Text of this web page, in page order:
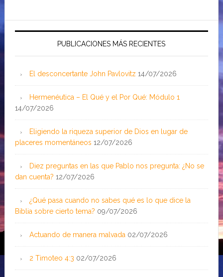
PUBLICACIONES MÁS RECIENTES
El desconcertante John Pavlovitz 14/07/2026
Hermenéutica – El Qué y el Por Qué: Módulo 1
14/07/2026
Eligiendo la riqueza superior de Dios en lugar de
placeres momentáneos 12/07/2026
Diez preguntas en las que Pablo nos pregunta: ¿No se
dan cuenta? 12/07/2026
¿Qué pasa cuando no sabes qué es lo que dice la
Biblia sobre cierto tema? 09/07/2026
Actuando de manera malvada 02/07/2026
2 Timoteo 4:3 02/07/2026